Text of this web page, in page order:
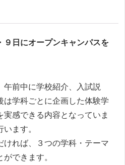
９日にオープンキャンパスを
午前中に学校紹介、入試説
は学科ごとに企画した体験学
感できる内容となっていま
ます。
ければ、３つの学科・テーマ
できます。